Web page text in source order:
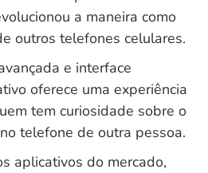
a maneira como
outros telefones celulares.
e interface
oferece uma experiência
tem curiosidade sobre o
telefone de outra pessoa.
aplicativos do mercado,